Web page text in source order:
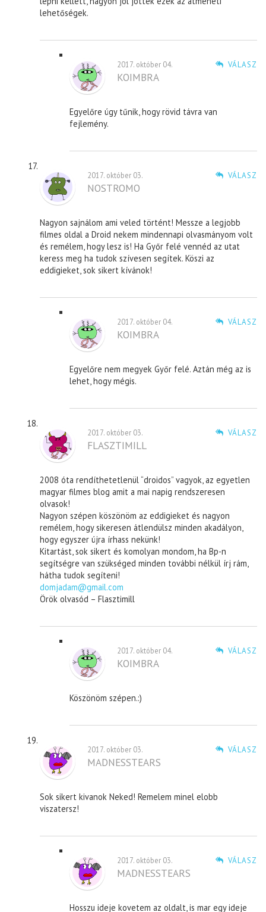
lehetőségek.
VÁLASZ
2017. október 04.
KOIMBRA
Egyelőre úgy tűnik, hogy rövid távra van
fejlemény.
VÁLASZ
2017. október 03.
NOSTROMO
Nagyon sajnálom ami veled történt! Messze a legjobb
filmes oldal a Droid nekem mindennapi olvasmányom volt
és remélem, hogy lesz is! Ha Győr felé vennéd az utat
keress meg ha tudok szívesen segítek. Köszi az
eddigieket, sok sikert kívánok!
VÁLASZ
2017. október 04.
KOIMBRA
Egyelőre nem megyek Győr felé. Aztán még az is
lehet, hogy mégis.
VÁLASZ
2017. október 03.
FLASZTIMILL
2008 óta rendíthetetlenül “droidos” vagyok, az egyetlen
magyar filmes blog amit a mai napig rendszeresen
olvasok!
Nagyon szépen köszönöm az eddigieket és nagyon
remélem, hogy sikeresen átlendülsz minden akadályon,
hogy egyszer újra írhass nekünk!
Kitartást, sok sikert és komolyan mondom, ha Bp-n
segítségre van szükséged minden további nélkül írj rám,
hátha tudok segíteni!
domjadam@gmail.com
Örök olvasód – Flasztimill
VÁLASZ
2017. október 04.
KOIMBRA
Köszönöm szépen.:)
VÁLASZ
2017. október 03.
MADNESSTEARS
Sok sikert kivanok Neked! Remelem minel elobb
viszatersz!
VÁLASZ
2017. október 03.
MADNESSTEARS
Hosszu ideje kovetem az oldalt, is mar egy ideje